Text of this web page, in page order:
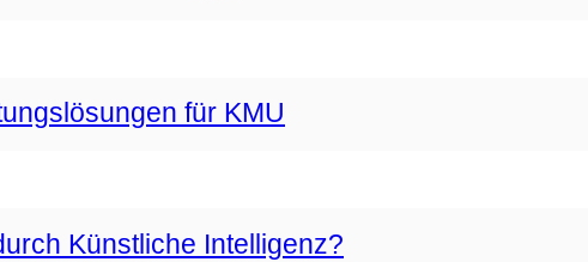
für KMU
Künstliche Intelligenz?